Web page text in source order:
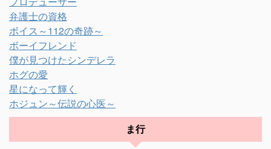
弁護士の資格
ボイス～112の奇跡～
ボーイフレンド
僕が見つけたシンデレラ
ホグの愛
星になって輝く
ホジュン～伝説の心医～
ま行